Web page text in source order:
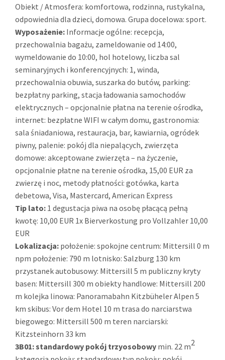
Obiekt / Atmosfera: komfortowa, rodzinna, rustykalna,
odpowiednia dla dzieci, domowa. Grupa docelowa: sport.
Wyposażenie: Informacje ogólne: recepcja,
przechowalnia bagażu, zameldowanie od 14:00,
wymeldowanie do 10:00, hol hotelowy, liczba sal
seminaryjnych i konferencyjnych: 1, winda,
przechowalnia obuwia, suszarka do butów, parking:
bezpłatny parking, stacja ładowania samochodów
elektrycznych – opcjonalnie płatna na terenie ośrodka,
internet: bezpłatne WIFI w całym domu, gastronomia:
sala śniadaniowa, restauracja, bar, kawiarnia, ogródek
piwny, palenie: pokój dla niepalących, zwierzęta
domowe: akceptowane zwierzęta – na życzenie,
opcjonalnie płatne na terenie ośrodka, 15,00 EUR za
zwierzę i noc, metody płatności: gotówka, karta
debetowa, Visa, Mastercard, American Express
Tip lato: 1 degustacja piwa na osobę płacącą pełną
kwotę: 10,00 EUR 1x Bierverkostung pro Vollzahler 10,00
EUR
Lokalizacja: położenie: spokojne centrum: Mittersill 0 m
npm położenie: 790 m lotnisko: Salzburg 130 km
przystanek autobusowy: Mittersill 5 m publiczny kryty
basen: Mittersill 300 m obiekty handlowe: Mittersill 200
m kolejka linowa: Panoramabahn Kitzbüheler Alpen 5
km skibus: Vor dem Hotel 10 m trasa do narciarstwa
biegowego: Mittersill 500 m teren narciarski:
Kitzsteinhorn 33 km
3B01:standardowy pokój trzyosobowy min. 22 m2